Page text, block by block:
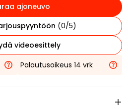
ajoneuvo
(0/5)
videoesittely
Palautusoikeus 14 vrk